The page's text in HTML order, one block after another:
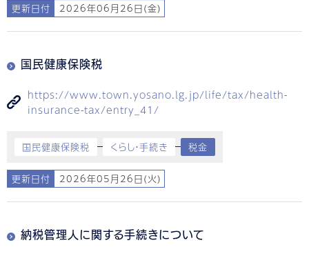
更新日付 2026年06月26日(金)
国民健康保険税
https://www.town.yosano.lg.jp/life/tax/health-
insurance-tax/entry_41/
国民健康保険税 くらし・手続き 税金
更新日付 2026年05月26日(火)
納税管理人に関する手続きについて